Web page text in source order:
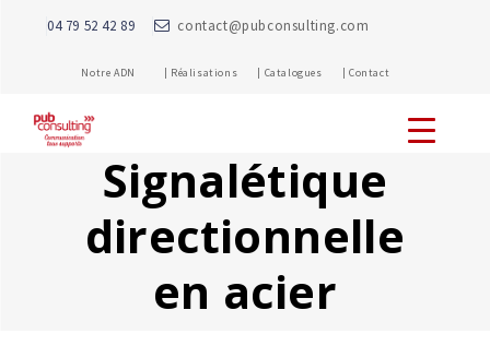
04 79 52 42 89 contact@pubconsulting.com
Notre ADN | Réalisations | Catalogues | Contact
Signalétique
directionnelle
en acier